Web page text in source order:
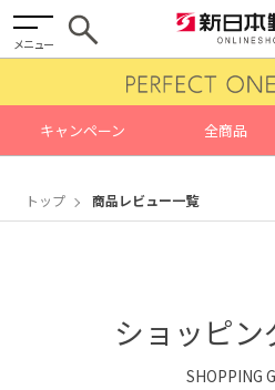
メニュー
キャンペーン 全商品
トップ 商品レビュー一覧
ショッピン
SHOPPING